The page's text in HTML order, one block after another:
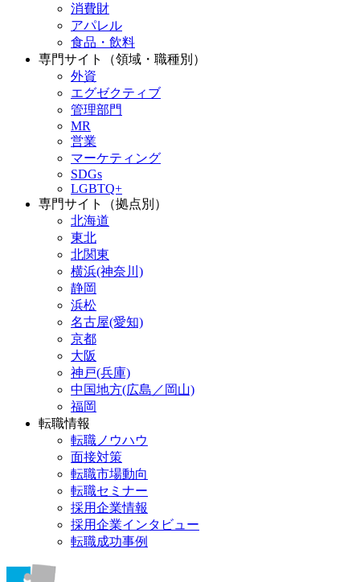
消費財
アパレル
食品・飲料
専門サイト（領域・職種別）
外資
エグゼクティブ
管理部門
MR
営業
マーケティング
SDGs
LGBTQ+
専門サイト（拠点別）
北海道
東北
北関東
横浜(神奈川)
静岡
浜松
名古屋(愛知)
京都
大阪
神戸(兵庫)
中国地方(広島／岡山)
福岡
転職情報
転職ノウハウ
面接対策
転職市場動向
転職セミナー
採用企業情報
採用企業インタビュー
転職成功事例